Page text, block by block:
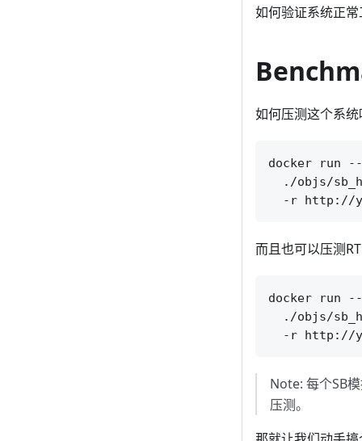
如何验证系统正
如何压测这个系
docker run
./objs/
而且也可以压测
docker run
./objs/
Note: 每个SB
压测。